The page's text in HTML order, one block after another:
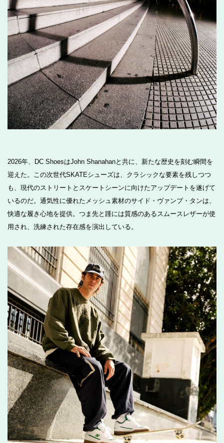
2026年、DC ShoesはJohn Shanahanと共に、新たな歴史を刻む瞬間を
迎えた。この次世代SKATEシューズは、クラシックな要素を残しつつ
も、現代のストリートとスケートシーンに向けたアップデートを遂げて
いるのだ。通気性に優れたメッシュ素材のサイド・ヴァンプ・タンは、
快適な履き心地を提供。つま先と踵には質感のあるスムースレザーが使
用され、洗練された存在感を演出している。